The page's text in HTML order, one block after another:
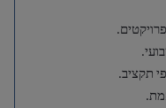
תקציב.